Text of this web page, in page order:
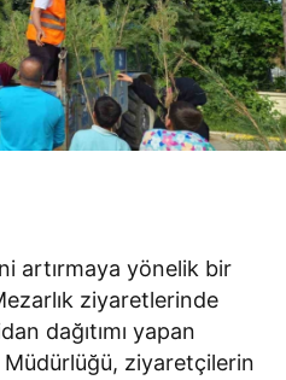
artırmaya yönelik bir
ziyaretlerinde
dağıtımı yapan
ziyaretçilerin